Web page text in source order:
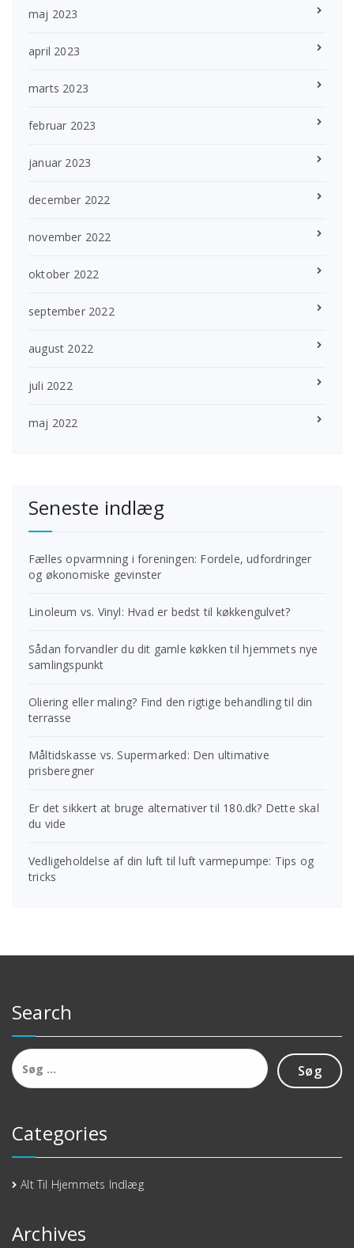
maj 2023
april 2023
marts 2023
februar 2023
januar 2023
december 2022
november 2022
oktober 2022
september 2022
august 2022
juli 2022
maj 2022
Seneste indlæg
Fælles opvarmning i foreningen: Fordele, udfordringer
og økonomiske gevinster
Linoleum vs. Vinyl: Hvad er bedst til køkkengulvet?
Sådan forvandler du dit gamle køkken til hjemmets nye
samlingspunkt
Oliering eller maling? Find den rigtige behandling til din
terrasse
Måltidskasse vs. Supermarked: Den ultimative
prisberegner
Er det sikkert at bruge alternativer til 180.dk? Dette skal
du vide
Vedligeholdelse af din luft til luft varmepumpe: Tips og
tricks
Search
Søg
efter:
Categories
Alt Til Hjemmets Indlæg
Archives